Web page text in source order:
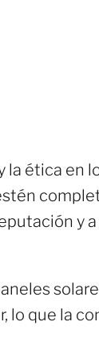
ética en
y
lo que la